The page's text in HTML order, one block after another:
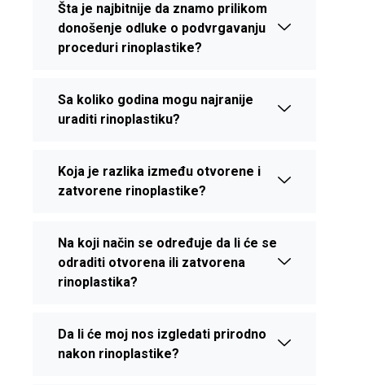
Šta je najbitnije da znamo prilikom
donošenje odluke o podvrgavanju
proceduri rinoplastike?
Sa koliko godina mogu najranije
uraditi rinoplastiku?
Koja je razlika između otvorene i
zatvorene rinoplastike?
Na koji način se određuje da li će se
odraditi otvorena ili zatvorena
rinoplastika?
Da li će moj nos izgledati prirodno
nakon rinoplastike?